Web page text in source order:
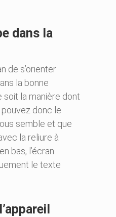
dans la
de s’orienter
la bonne
soit la manière dont
donc le
semble et que
la reliure à
bas, l’écran
le texte